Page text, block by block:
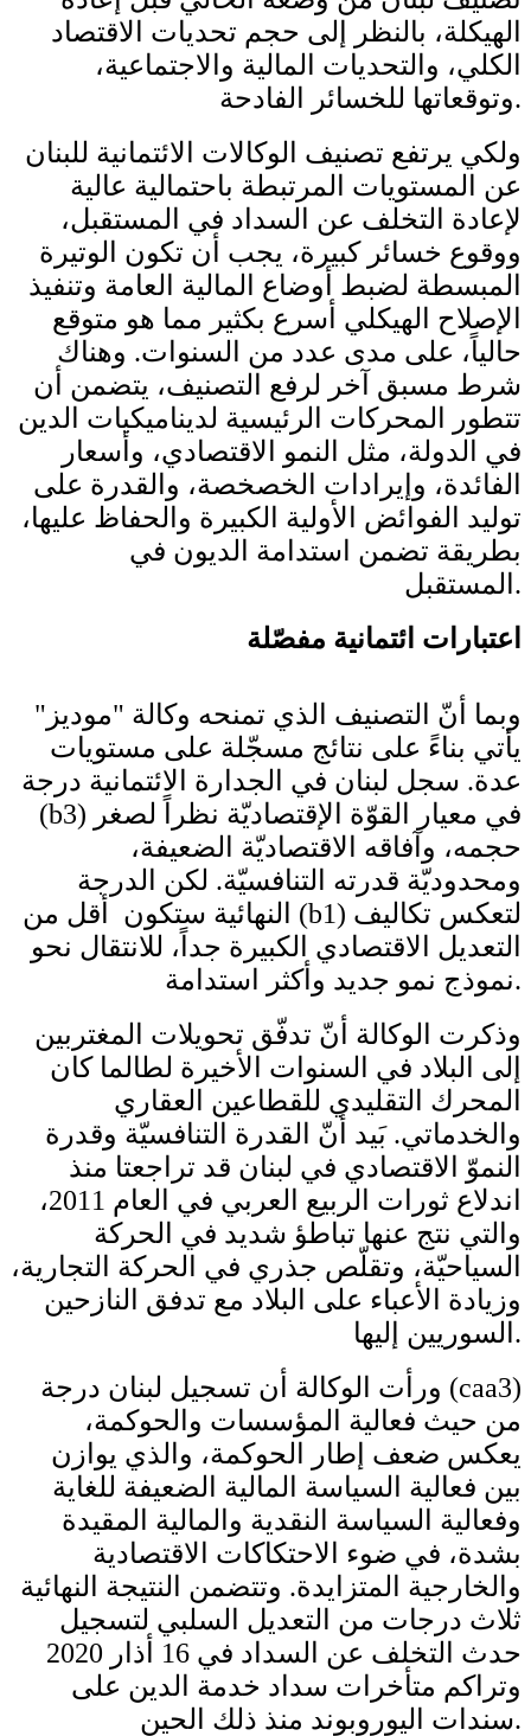
الهيكلة، بالنظر إلى حجم تحديات الاقتصاد
الكلي، والتحديات المالية والاجتماعية،
وتوقعاتها للخسائر الفادحة.
ولكي يرتفع تصنيف الوكالات الائتمانية للبنان
عن المستويات المرتبطة باحتمالية عالية
لإعادة التخلف عن السداد في المستقبل،
ووقوع خسائر كبيرة، يجب أن تكون الوتيرة
المبسطة لضبط أوضاع المالية العامة وتنفيذ
الإصلاح الهيكلي أسرع بكثير مما هو متوقع
حالياً، على مدى عدد من السنوات. وهناك
شرط مسبق آخر لرفع التصنيف، يتضمن أن
تتطور المحركات الرئيسية لديناميكيات الدين
في الدولة، مثل النمو الاقتصادي، وأسعار
الفائدة، وإيرادات الخصخصة، والقدرة على
توليد الفوائض الأولية الكبيرة والحفاظ عليها،
بطريقة تضمن استدامة الديون في
المستقبل.
اعتبارات ائتمانية مفصّلة
وبما أنّ التصنيف الذي تمنحه وكالة "موديز"
يأتي بناءً على نتائج مسجّلة على مستويات
عدة. سجل لبنان في الجدارة الائتمانية درجة
(b3) في معيار القوّة الإقتصاديّة نظراً لصغر
حجمه، وآفاقه الاقتصاديّة الضعيفة،
ومحدوديّة قدرته التنافسيّة. لكن الدرجة
النهائية ستكون أقل من (b1) لتعكس تكاليف
التعديل الاقتصادي الكبيرة جداً، للانتقال نحو
نموذج نمو جديد وأكثر استدامة.
وذكرت الوكالة أنّ تدفّق تحويلات المغتربين
إلى البلاد في السنوات الأخيرة لطالما كان
المحرك التقليدي للقطاعين العقاري
والخدماتي. بَيد أنّ القدرة التنافسيّة وقدرة
النموّ الاقتصادي في لبنان قد تراجعتا منذ
اندلاع ثورات الربيع العربي في العام 2011،
والتي نتج عنها تباطؤ شديد في الحركة
السياحيّة، وتقلّص جذري في الحركة التجارية،
وزيادة الأعباء على البلاد مع تدفق النازحين
السوريين إليها.
ورأت الوكالة أن تسجيل لبنان درجة (caa3)
من حيث فعالية المؤسسات والحوكمة،
يعكس ضعف إطار الحوكمة، والذي يوازن
بين فعالية السياسة المالية الضعيفة للغاية
وفعالية السياسة النقدية والمالية المقيدة
بشدة، في ضوء الاحتكاكات الاقتصادية
والخارجية المتزايدة. وتتضمن النتيجة النهائية
ثلاث درجات من التعديل السلبي لتسجيل
حدث التخلف عن السداد في 16 أذار 2020
وتراكم متأخرات سداد خدمة الدين على
سندات اليوروبوند منذ ذلك الحين.